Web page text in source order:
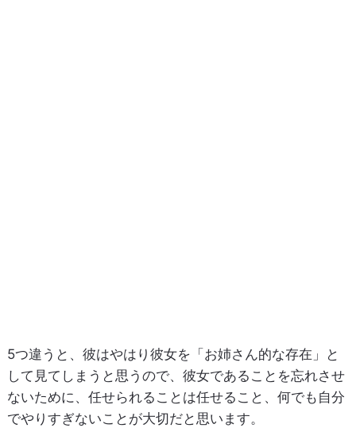
5つ違うと、彼はやはり彼女を「お姉さん的な存在」と
して見てしまうと思うので、彼女であることを忘れさせ
ないために、任せられることは任せること、何でも自分
でやりすぎないことが大切だと思います。